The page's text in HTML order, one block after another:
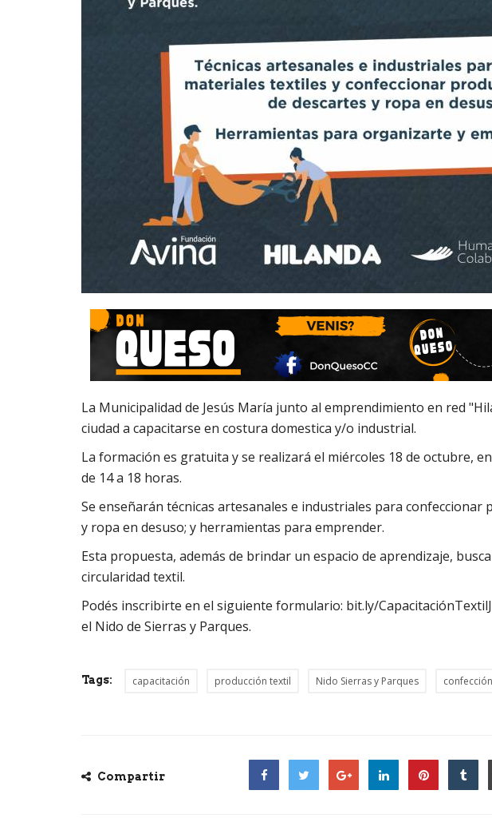
La Municipalidad de Jesús María junto al emprendimiento en red
ciudad a capacitarse en costura domestica y/o industrial.
La formación es gratuita y se realizará el miércoles 18 de octubre,
de 14 a 18 horas.
Se enseñarán técnicas artesanales e industriales para confeccionar
y ropa en desuso; y herramientas para emprender.
Esta propuesta, además de brindar un espacio de aprendizaje,
circularidad textil.
Podés inscribirte en el siguiente formulario: bit.ly/
el Nido de Sierras y Parques.
Tags: capacitación producción textil Nido Sierras y Parques
Compartir